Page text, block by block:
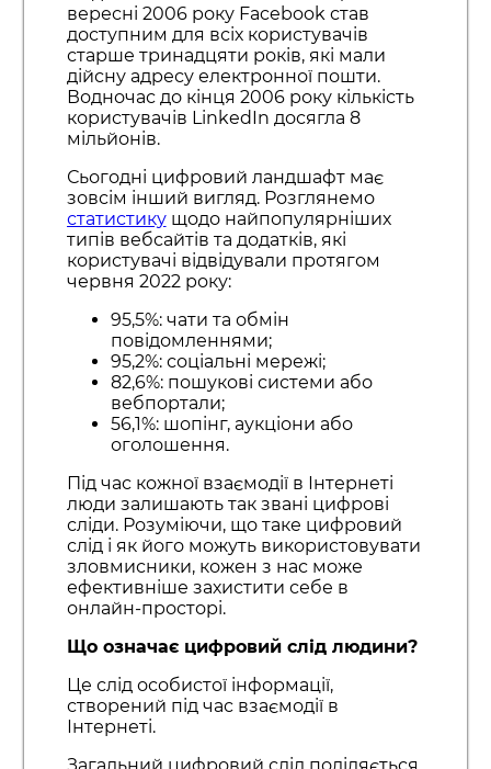
вересні 2006 року Facebook став
доступним для всіх користувачів
старше тринадцяти років, які мали
дійсну адресу електронної пошти.
Водночас до кінця 2006 року кількість
користувачів LinkedIn досягла 8
мільйонів.
Сьогодні цифровий ландшафт має
зовсім інший вигляд. Розглянемо
статистикущодо найпопулярніших
типів вебсайтів та додатків, які
користувачі відвідували протягом
червня 2022 року:
95,5%: чати та обмін
повідомленнями;
95,2%: соціальні мережі;
82,6%: пошукові системи або
вебпортали;
56,1%: шопінг, аукціони або
оголошення.
Під час кожної взаємодії в Інтернеті
люди залишають так звані цифрові
сліди. Розуміючи, що таке цифровий
слід і як його можуть використовувати
зловмисники, кожен з нас може
ефективніше захистити себе в
онлайн-просторі.
Що означає цифровий слід людини?
Це слід особистої інформації,
створений під час взаємодії в
Інтернеті.